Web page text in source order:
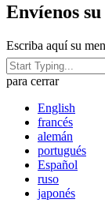
Envíenos
Escriba aquí su
para cerrar
English
francés
alemán
portugués
Español
ruso
japonés